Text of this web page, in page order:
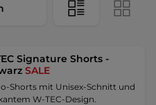
Signature Shorts -
SALE
Shorts mit Unisex-Schnitt und
W-TEC-Design.